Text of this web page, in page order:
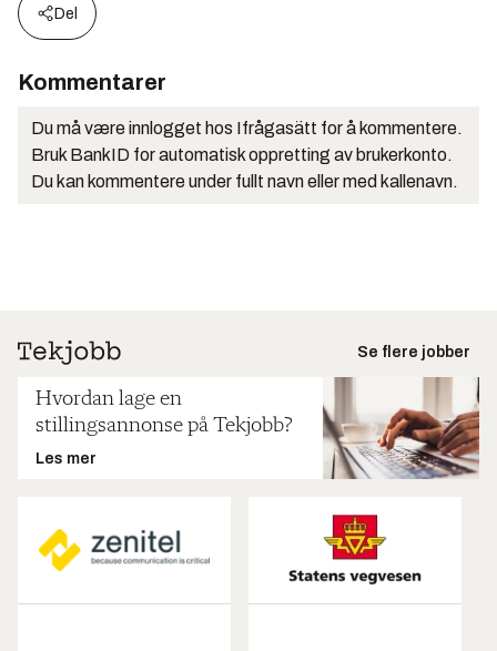
Del
Kommentarer
Du må være innlogget hos Ifrågasätt for å kommentere.
Bruk BankID for automatisk oppretting av brukerkonto.
Du kan kommentere under fullt navn eller med kallenavn.
Se flere jobber
Hvordan lage en
stillingsannonse på Tekjobb?
Les mer